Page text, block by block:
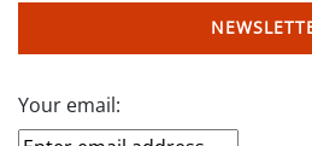
Your email: